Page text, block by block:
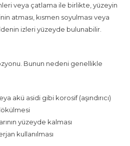
veya çatlama ile birlikte, yüzeyin
atması, kısmen soyulması veya
izleri yüzeyde bulunabilir.
Bunun nedeni genellikle
akü asidi gibi korosif (aşındırıcı)
yüzeyde kalması
kullanılması